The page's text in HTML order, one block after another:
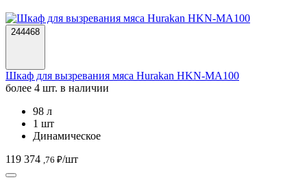
244468
Шкаф для вызревания мяса Hurakan HKN-MA100
более 4 шт. в наличии
98 л
1 шт
Динамическое
119 374 ,76 ₽/шт